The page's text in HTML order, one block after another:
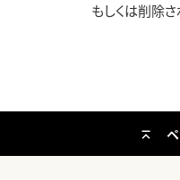
もしくは削除